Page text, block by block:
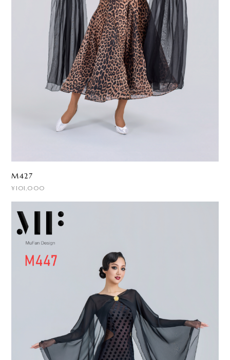
M427
¥101,000